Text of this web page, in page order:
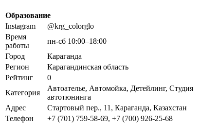
Образование
Instagram
@krg_colorglo
Время
работы
пн-сб 10:00–18:00
Город
Караганда
Регион
Карагандинская область
Рейтинг
0
Категория
Автоателье, Автомойка, Детейлинг, Студия
автотюнинга
Адрес
Стартовый пер., 11, Караганда, Казахстан
Телефон
+7 (701) 759-58-69, +7 (700) 926-25-68